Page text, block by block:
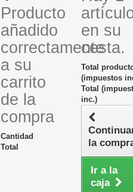
Producto
añadido
correctamente
a su
carrito
de la
compra
Cantidad
Total
en su
cesta.
Total
(impuestos
Total
inc.)
la
Ir a la
caja